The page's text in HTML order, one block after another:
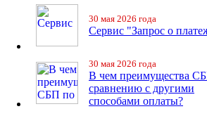
30 мая 2026 года
Сервис "Запрос о
30 мая 2026 года
В чем преимущества
сравнению с другими
способами оплаты?